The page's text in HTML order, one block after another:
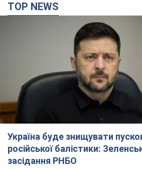
TOP NEWS
Україна буде знищувати
російської балістики:
засідання РНБО